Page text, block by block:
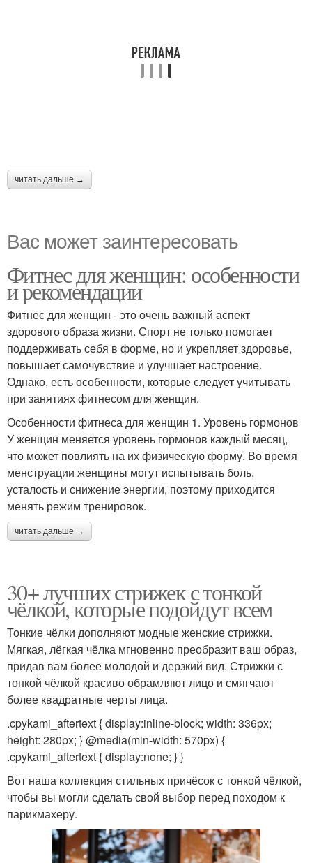
читать дальше →
Вас может заинтересовать
Фитнес для женщин: особенности
и рекомендации
Фитнес для женщин - это очень важный аспект
здорового образа жизни. Спорт не только помогает
поддерживать себя в форме, но и укрепляет здоровье,
повышает самочувствие и улучшает настроение.
Однако, есть особенности, которые следует учитывать
при занятиях фитнесом для женщин.
Особенности фитнеса для женщин 1. Уровень гормонов
У женщин меняется уровень гормонов каждый месяц,
что может повлиять на их физическую форму. Во время
менструации женщины могут испытывать боль,
усталость и снижение энергии, поэтому приходится
менять режим тренировок.
читать дальше →
30+ лучших стрижек с тонкой
чёлкой, которые подойдут всем
Тонкие чёлки дополняют модные женские стрижки.
Мягкая, лёгкая чёлка мгновенно преобразит ваш образ,
придав вам более молодой и дерзкий вид. Стрижки с
тонкой чёлкой красиво обрамляют лицо и смягчают
более квадратные черты лица.
.cpykami_aftertext { display:inline-block; width: 336px;
height: 280px; } @media(min-width: 570px) {
.cpykami_aftertext { display:none; } }
Вот наша коллекция стильных причёсок с тонкой чёлкой,
чтобы вы могли сделать свой выбор перед походом к
парикмахеру.